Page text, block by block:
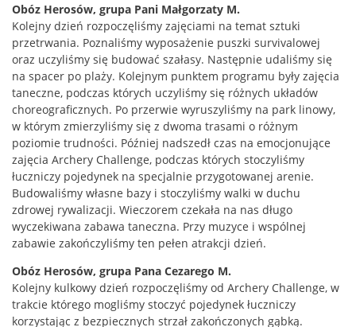
Obóz Herosów, grupa Pani Małgorzaty M.
Kolejny dzień rozpoczęliśmy zajęciami na temat sztuki
przetrwania. Poznaliśmy wyposażenie puszki survivalowej
oraz uczyliśmy się budować szałasy. Następnie udaliśmy się
na spacer po plaży. Kolejnym punktem programu były zajęcia
taneczne, podczas których uczyliśmy się różnych układów
choreograficznych. Po przerwie wyruszyliśmy na park linowy,
w którym zmierzyliśmy się z dwoma trasami o różnym
poziomie trudności. Później nadszedł czas na emocjonujące
zajęcia Archery Challenge, podczas których stoczyliśmy
łuczniczy pojedynek na specjalnie przygotowanej arenie.
Budowaliśmy własne bazy i stoczyliśmy walki w duchu
zdrowej rywalizacji. Wieczorem czekała na nas długo
wyczekiwana zabawa taneczna. Przy muzyce i wspólnej
zabawie zakończyliśmy ten pełen atrakcji dzień.
Obóz Herosów, grupa Pana Cezarego M.
Kolejny kulkowy dzień rozpoczęliśmy od Archery Challenge, w
trakcie którego mogliśmy stoczyć pojedynek łuczniczy
korzystając z bezpiecznych strzał zakończonych gąbką.